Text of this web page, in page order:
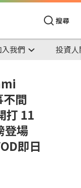
搜尋
我們 投資
間
打 11
登場
即日